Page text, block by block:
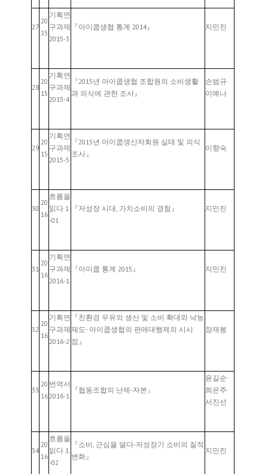
27
20
15
기획연
구과제
2015-3
『아이쿱생협 통계 2014』 지민진
28
20
15
기획연
구과제
2015-4
『2015년 아이쿱생협 조합원의 소비생활
과 의식에 관한 조사』
손범규·
이예나
29
20
15
기획연
구과제
2015-5
『2015년 아이쿱생산자회원 실태 및 의식
조사』
이향숙
30
20
16
흐름을
읽다 1
-01
『저성장 시대, 가치소비의 경험』 지민진
31
20
16
기획연
구과제
2016-1
『아이쿱 통계 2015』 지민진
32
20
16
기획연
구과제
2016-2
『친환경 우유의 생산 및 소비 확대와 낙농
제도- 아이쿱생협의 판매대행제의 시사
점』
장재봉
33
20
16
번역서
2016-1
『협동조합의 난제-자본』
윤길순·
최은주·
서진선
34
20
16
흐름을
읽다 1
-02
『소비, 근심을 덜다-저성장기 소비의 질적
변화』
지민진